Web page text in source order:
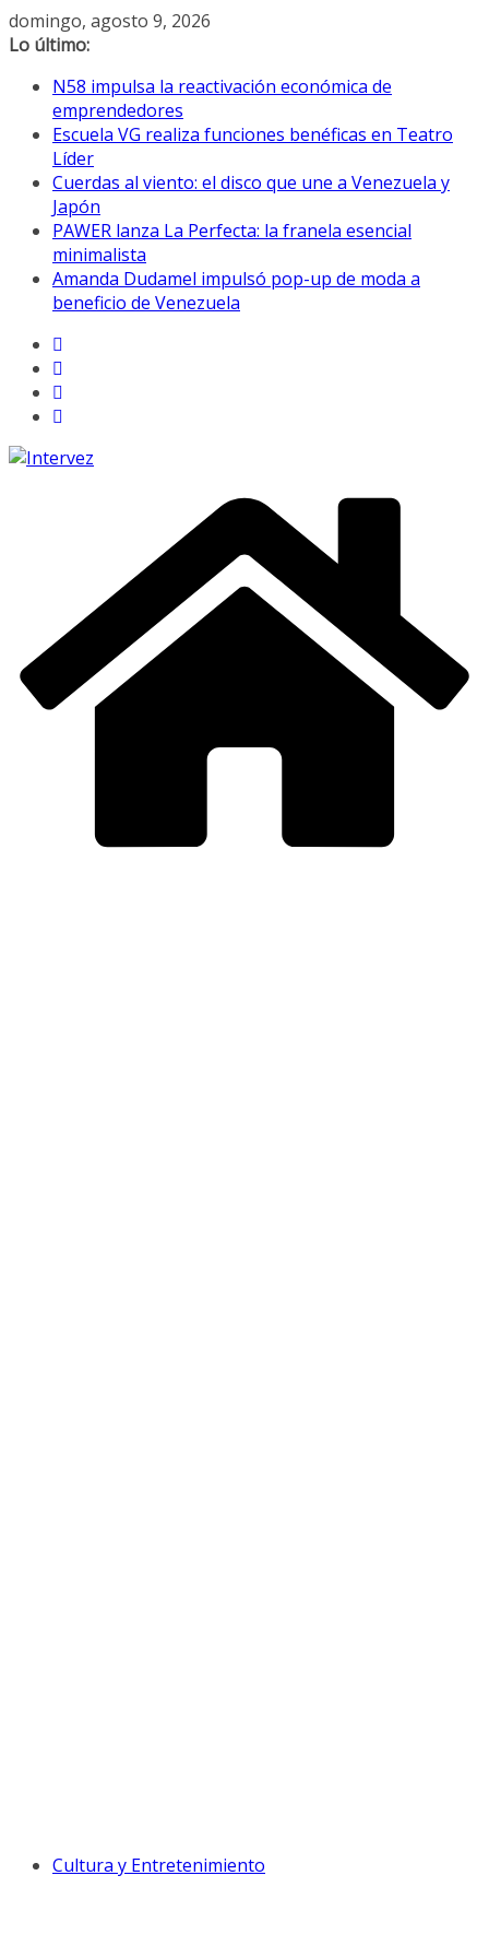
Saltar
al
domingo, agosto 9, 2026
Lo último:
N58 impulsa la reactivación económica de
emprendedores
Escuela VG realiza funciones benéficas en Teatro
Líder
Cuerdas al viento: el disco que une a Venezuela y
Japón
PAWER lanza La Perfecta: la franela esencial
minimalista
Amanda Dudamel impulsó pop-up de moda a
beneficio de Venezuela
Cultura y Entretenimiento